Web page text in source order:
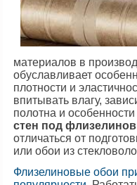
материалов в
обуславливает
плотности и
впитывать влагу,
полотна и особенности
стен под
отличаться от
или обои из
Флизелиновые обои